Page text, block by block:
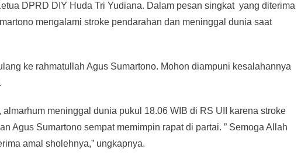
DPRD DIY Huda Tri Yudiana. Dalam pesan singkat yang diterima
mengalami stroke pendarahan dan meninggal dunia saat
ke rahmatullah Agus Sumartono. Mohon diampuni kesalahannya
meninggal dunia pukul 18.06 WIB di RS UII karena stroke
Agus Sumartono sempat memimpin rapat di partai. ” Semoga Allah
amal sholehnya,” ungkapnya.